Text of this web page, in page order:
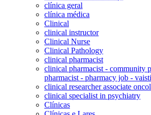
clínica geral
clínica médica
Clinical
clinical instructor
Clinical Nurse
Clinical Pathology
clinical pharmacist
clinical pharmacist - community
pharmacist - pharmacy job -
clinical researcher associate
clinical specialist in psychiatry
Clínicas